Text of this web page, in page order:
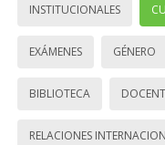
INSTITUCIONALES
EXÁMENES GÉNERO
BIBLIOTECA
RELACIONES